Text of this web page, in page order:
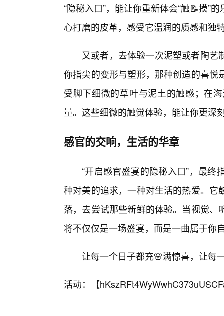
“隐秘入口”，能让你重新体会“触📝摸”
心打磨的皮革，感受它温润的质感和独
又或者，去体验一次泥塑或者陶
你指尖的变形与塑形，那种创造的喜
受脚下细微的草叶与泥土的触感；在
量。这些细微的触觉体验，能让你更深
感官的交响，生活的华章
“开启感官盛宴的隐秘入口”，最
种对美的追求，一种对生活的热爱。
落，去尝试那些新鲜的体验。当视觉
将不仅仅是一场盛宴，而是一曲属于你
让每一个日子都充🌸满惊喜，让每
活动：【